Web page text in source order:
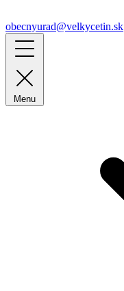
obecnyurad@velkycetin.sk
Menu